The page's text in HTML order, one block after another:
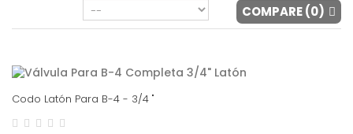
COMPARE (0)
Codo Latón Para B-4 - 3/4 "